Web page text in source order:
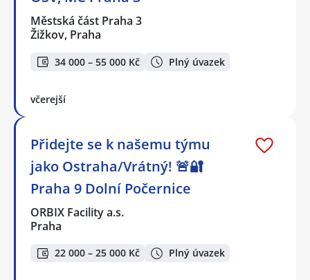
Městská část Praha 3
Žižkov, Praha
34 000 – 55 000 Kč Plný úvazek
včerejší
Přidejte se k našemu týmu
jako Ostraha/Vrátný! 🚨🔐
Praha 9 Dolní Počernice
ORBIX Facility a.s.
Praha
22 000 – 25 000 Kč Plný úvazek